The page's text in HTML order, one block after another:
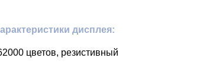
дисплея:
цветов, резистивный